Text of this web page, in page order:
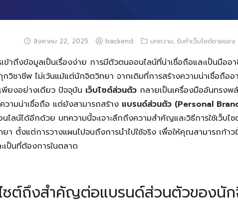
สิงหาคม 22, 2025 backend บทความ, รับทำเว็บไซต์ขายของ
ข้าถึงข้อมูลเป็นเรื่องง่าย การมีตัวตนออนไลน์ที่น่าเชื่อถือและเป็นมือ
วิชาชีพ ไม่เว้นแม้แต่นักจิตวิทยา จากเดิมที่การสร้างความน่าเชื่อถือ
ยงอย่างเดียว ปัจจุบัน เว็บไซต์ส่วนตัว กลายเป็นเครื่องมืออันทรงพ
วามน่าเชื่อถือ แต่ยังสามารถสร้าง แบรนด์ส่วนตัว (Personal
นไลน์ได้อีกด้วย บทความนี้จะเจาะลึกถึงความสำคัญและวิธีการใช้เว็บไ
า ตั้งแต่การวางแผนไปจนถึงการนำไปใช้จริง เพื่อให้คุณสามารถก้า
เป็นที่ต้องการในตลาด
ไซต์ถึงสำคัญต่อแบรนด์ส่วนตัวของนั